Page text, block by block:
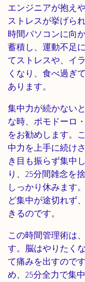
エンジニアが抱え
ストレスが挙げら
時間パソコンに向
蓄積し、運動不足
てストレスや、イ
くなり、食べ過ぎ
あります。
集中力が続かない
な時、ポモドーロ
をお勧めします。
中力を上手に続け
き目も振らず集中
り、25分間雑念を
しっかり休みます
ど集中が途切れず
きるのです。
この時間管理術は
す。脳はやりたく
て痛みを出すので
め、25分全力で集